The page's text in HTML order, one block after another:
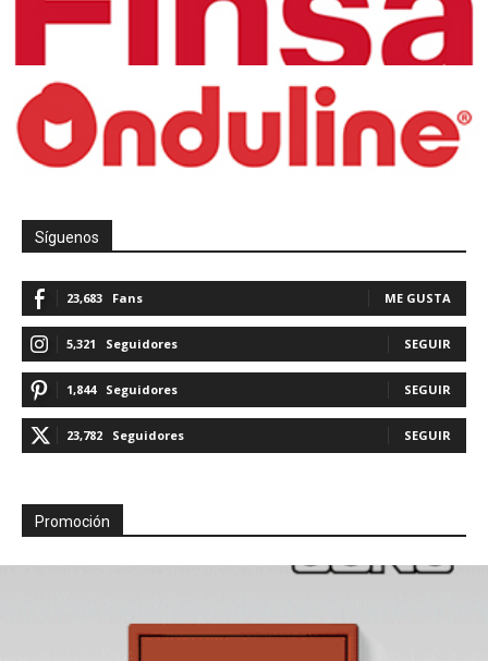
Síguenos
23,683 Fans ME GUSTA
5,321 Seguidores SEGUIR
1,844 Seguidores SEGUIR
23,782 Seguidores SEGUIR
Promoción